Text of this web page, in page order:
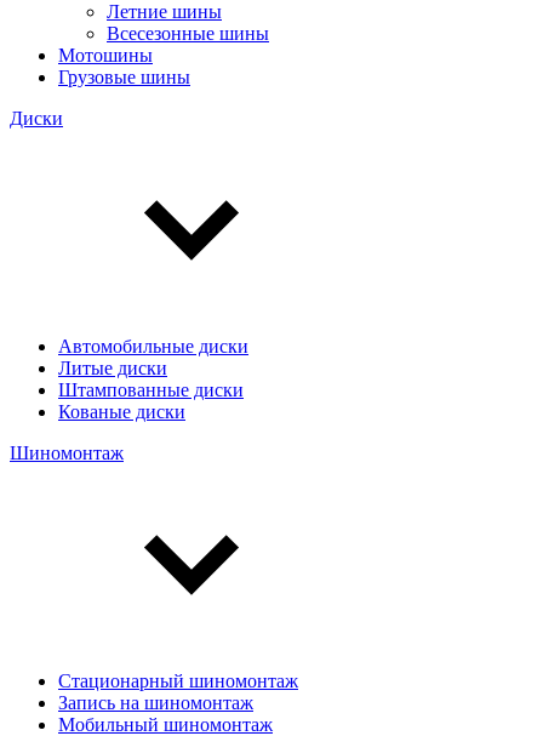
Летние шины
Всесезонные шины
Мотошины
Грузовые шины
Диски
Автомобильные диски
Литые диски
Штампованные диски
Кованые диски
Шиномонтаж
Стационарный шиномонтаж
Запись на шиномонтаж
Мобильный шиномонтаж